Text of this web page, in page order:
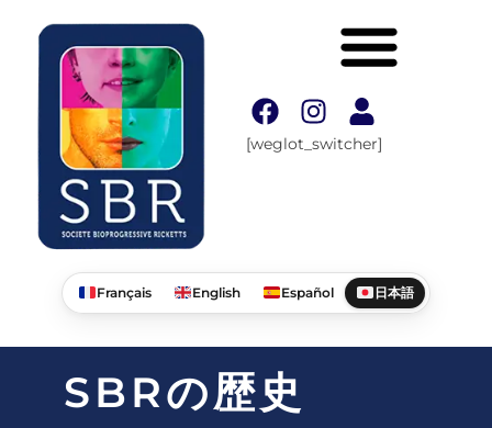
[weglot_switcher]
Français English Español 日本語
SBRの歴史